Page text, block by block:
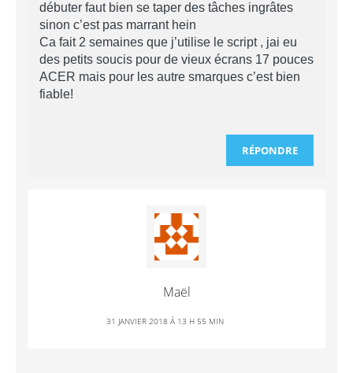
débuter faut bien se taper des tâches ingrâtes
sinon c’est pas marrant hein
Ca fait 2 semaines que j’utilise le script , jai eu
des petits soucis pour de vieux écrans 17 pouces
ACER mais pour les autre smarques c’est bien
fiable!
RÉPONDRE
Maël
31 JANVIER 2018 Á 13 H 55 MIN